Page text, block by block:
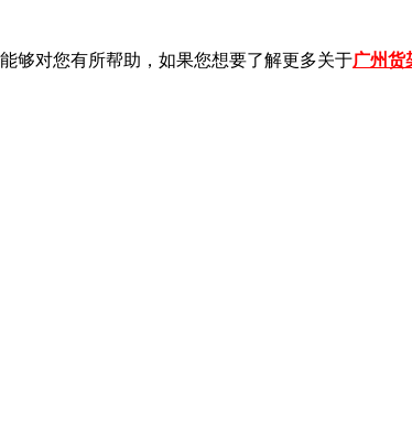
对您有所帮助，如果您想要了解更多关于广州货